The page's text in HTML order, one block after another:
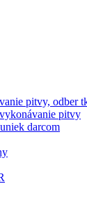
pitvy, odber
pitvy
darcom